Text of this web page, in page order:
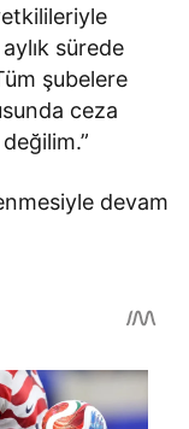
sürede
şubelere
ceza
devam